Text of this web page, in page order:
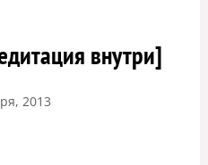
внутри]
2013